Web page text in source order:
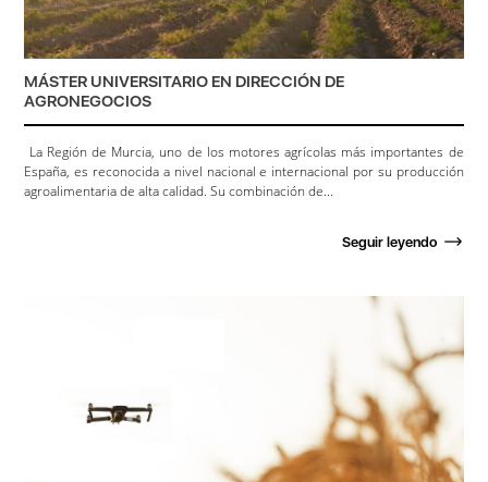
MÁSTER UNIVERSITARIO EN DIRECCIÓN DE
AGRONEGOCIOS
La Región de Murcia, uno de los motores agrícolas más importantes de
España, es reconocida a nivel nacional e internacional por su producción
agroalimentaria de alta calidad. Su combinación de...
Seguir leyendo